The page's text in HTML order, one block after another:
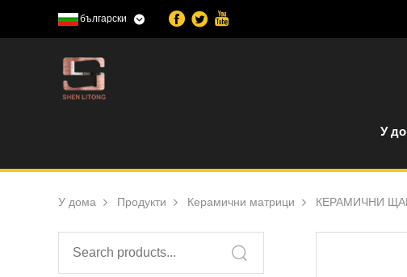
български
У
У дома Продукти Керамични матрици КЕРАМИЧНИ